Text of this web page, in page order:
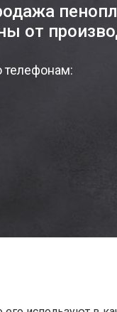
от
телефонам: